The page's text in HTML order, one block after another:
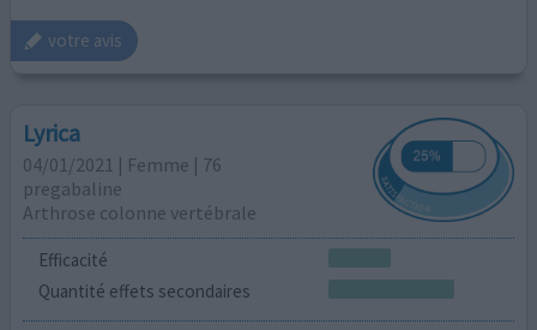
votre avis
Lyrica
04/01/2021 | Femme | 76
pregabaline
Arthrose colonne vertébrale
Efficacité
Quantité effets secondaires